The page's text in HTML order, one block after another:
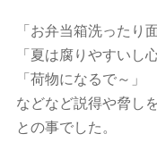
「お弁当箱洗ったり
「夏は腐りやすいし
「荷物になるで～」
などなど説得や脅し
との事でした。